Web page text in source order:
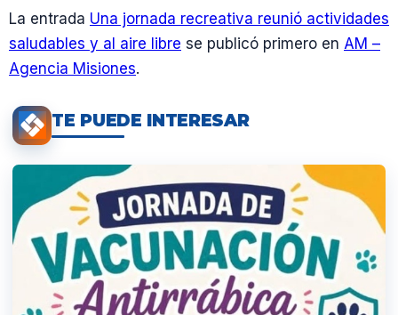
La entrada Una jornada recreativa reunió actividades
saludables y al aire libre se publicó primero en AM –
Agencia Misiones.
TE PUEDE INTERESAR